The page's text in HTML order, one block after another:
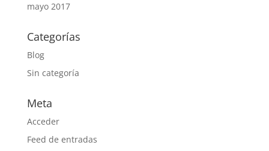
mayo 2017
Categorías
Blog
Sin categoría
Meta
Acceder
Feed de entradas